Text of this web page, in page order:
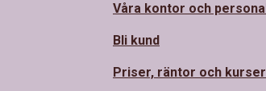
Våra kontor och personal
Bli kund
Priser, räntor och kurser